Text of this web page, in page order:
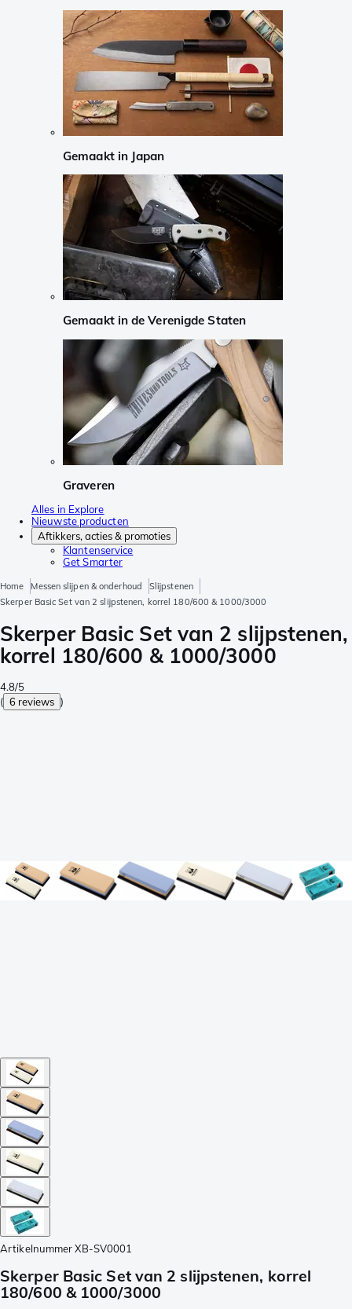
Gemaakt in Japan
Gemaakt in de Verenigde Staten
Graveren
Alles in Explore
Nieuwste producten
Aftikkers, acties & promoties
Klantenservice
Get Smarter
Home Messen slijpen & onderhoud
Slijpstenen
Skerper Basic Set van 2 slijpstenen, korrel 180/600 & 1000/3000
Skerper Basic Set van 2 slijpstenen,
korrel 180/600 & 1000/3000
4.8/5
( 6 reviews )
Artikelnummer XB-SV0001
Skerper Basic Set van 2 slijpstenen, korrel
180/600 & 1000/3000